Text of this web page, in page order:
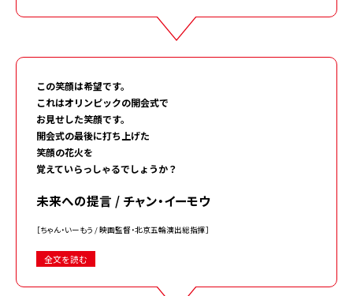
この笑顔は希望です。
これはオリンピックの開会式で
お見せした笑顔です。
開会式の最後に打ち上げた
笑顔の花火を
覚えていらっしゃるでしょうか？
未来への提言 / チャン・イーモウ
［ちゃん・いーもう / 映画監督・北京五輪演出総指揮］
全文を読む